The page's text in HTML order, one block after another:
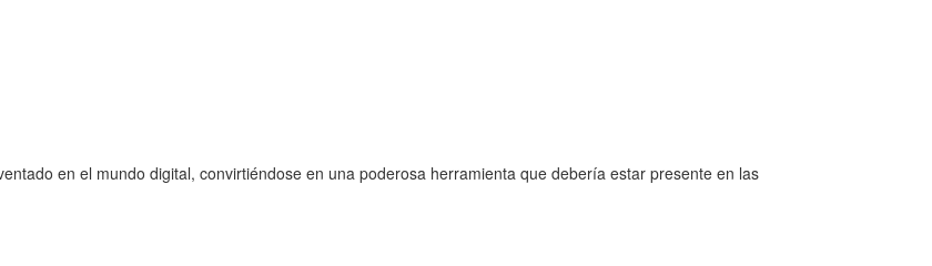
en el mundo digital, convirtiéndose en una poderosa herramienta que debería estar presente en las